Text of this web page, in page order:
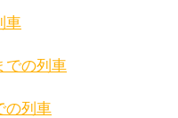
車
での列車
の列車